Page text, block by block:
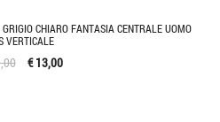
CHIARO FANTASIA CENTRALE UOMO
VERTICALE
€ 13,00